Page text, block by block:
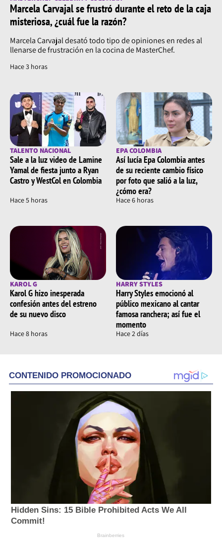
Marcela Carvajal se frustró durante el reto de la caja
misteriosa, ¿cuál fue la razón?
Marcela Carvajal desató todo tipo de opiniones en redes al
llenarse de frustración en la cocina de MasterChef.
Hace 3 horas
TALENTO NACIONAL
Sale a la luz video de Lamine
Yamal de fiesta junto a Ryan
Castro y WestCol en Colombia
Hace 5 horas
EPA COLOMBIA
Así lucía Epa Colombia antes
de su reciente cambio físico
por foto que salió a la luz,
¿cómo era?
Hace 6 horas
KAROL G
Karol G hizo inesperada
confesión antes del estreno
de su nuevo disco
Hace 8 horas
HARRY STYLES
Harry Styles emocionó al
público mexicano al cantar
famosa ranchera; así fue el
momento
Hace 2 días